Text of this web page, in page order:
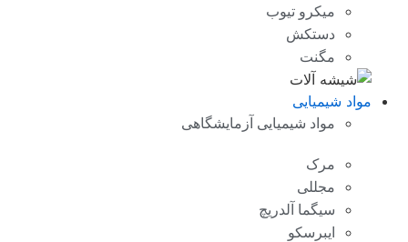
میکرو تیوب
دستکش
مگنت
مواد شیمیایی
مواد شیمیایی آزمایشگاهی
مرک
مجللی
سیگما آلدریچ
ایبرسکو